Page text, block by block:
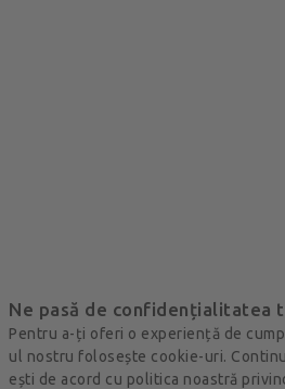
Ne pasă de confidențialitatea
Pentru a-ți oferi o experiență de
ul nostru folosește cookie-uri.
ești de acord cu politica noastră